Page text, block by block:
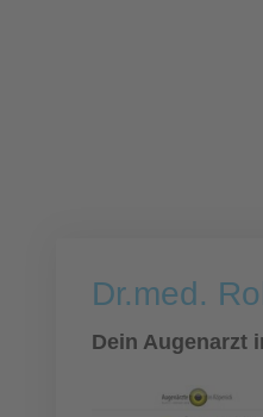
Dr.med.
Dein Augenarzt